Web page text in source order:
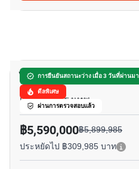
การยืนยันสถานะว่าง เมื่อ 3 วันที่ผ่านมา
ดีลพิเศษ
ผ่านการตรวจสอบแล้ว
ไลฟ์ วัน ไวร์เลส
เพลินจิต, กรุงเทพ
฿5,590,000฿5,899,985
ประหยัดไป ฿309,985 บาท